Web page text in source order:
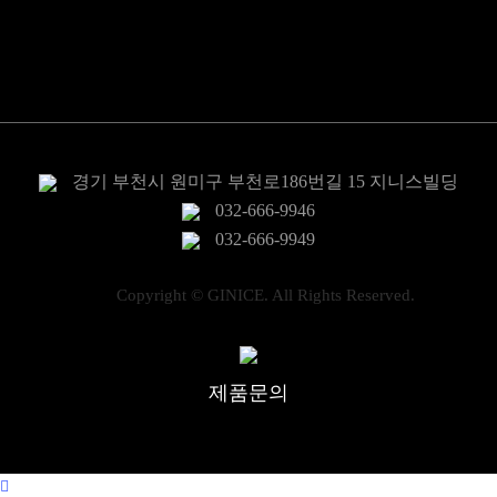
경기 부천시 원미구 부천로186번길 15 지니스빌딩
032-666-9946
032-666-9949
Copyright © GINICE. All Rights Reserved.
제품문의